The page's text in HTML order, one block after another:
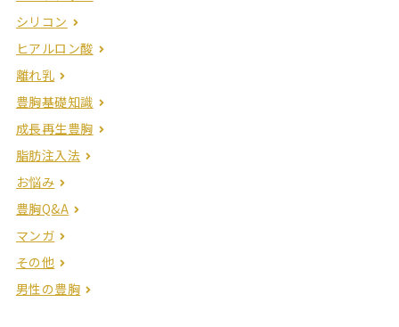
シリコン
ヒアルロン酸
離れ乳
豊胸基礎知識
成長再生豊胸
脂肪注入法
お悩み
豊胸Q&A
マンガ
その他
男性の豊胸